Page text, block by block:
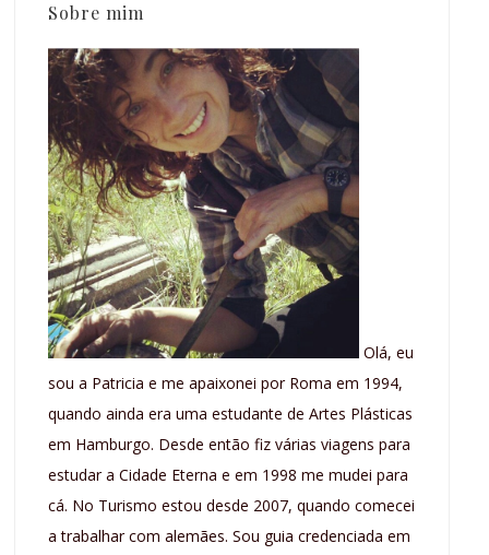
Sobre mim
Olá, eu
sou a Patricia e me apaixonei por Roma em 1994,
quando ainda era uma estudante de Artes Plásticas
em Hamburgo. Desde então fiz várias viagens para
estudar a Cidade Eterna e em 1998 me mudei para
cá. No Turismo estou desde 2007, quando comecei
a trabalhar com alemães. Sou guia credenciada em